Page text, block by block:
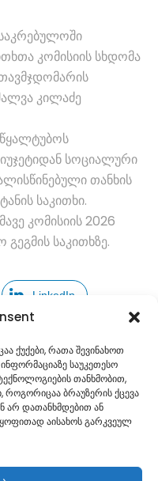
ქუქები, რათა შევინახოთ
საუკეთესო
თანხმობით,
როგორიცაა ბრაუზერის ქცევა
არ დათანხმდებით ან
აისახოს გარკვეულ
კომისიის სხდომა
კილაძე
წყალტუბოს
სოციალური
თანხის
საკითხი.
კომისიის 2026
საკითხზე.
LinkedIn